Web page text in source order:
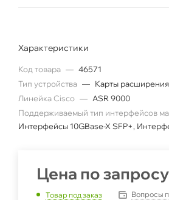
Характеристики
Код товара — 46571
Тип устройства — Карты расширения
Линейка Cisco — ASR 9000
Поддерживаемый тип интерфейсов
Интерфейсы 10GBase-X SFP+,
Цена по запросу
Товар под заказ Вопросы